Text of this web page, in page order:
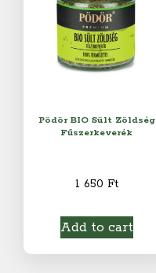
Pödör BIO Sült Zöldség
Fűszerkeverék
1 650 Ft
Add to cart